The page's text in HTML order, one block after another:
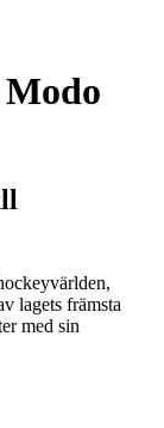
lagets främsta
med sin